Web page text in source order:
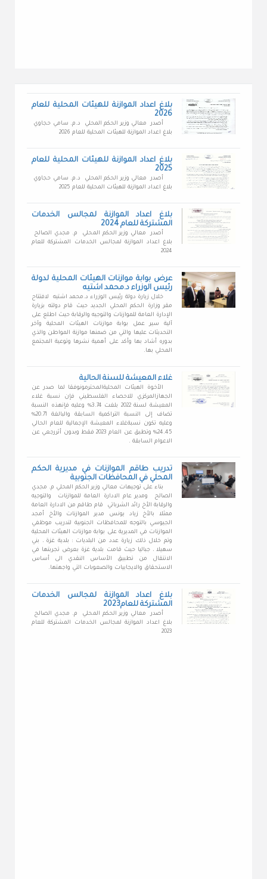
بلاغ اعداد الموازنة للهيئات المحلية للعام
2026
أصدر معالي وزير الحكم المحلي د.م. سامي حجاوي
بلاغ اعداد الموازنة للهيئات المحلية للعام 2026
بلاغ اعداد الموازنة للهيئات المحلية للعام
2025
أصدر معالي وزير الحكم المحلي د.م. سامي حجاوي
بلاغ اعداد الموازنة للهيئات المحلية للعام 2025
بلاغ اعداد الموازنة لمجالس الخدمات
المشتركة للعام 2024
أصدر معالي وزير الحكم المحلي م. مجدي الصالح
بلاغ اعداد الموازنة لمجالس الخدمات المشتركة للعام
2024
عرض بوابة موازنات الهيئات المحلية لدولة
رئيس الوزراء د.محمد اشتيه
خلال زيارة دولة رئيس الوزراء د.محمد اشتيه لافتتاح
مقر وزارة الحكم المحلي الجديد حيث قام دولته بزيارة
الإدارة العامة للموازنات والتوجيه والرقابة حيث اطلع على
آلية سير عمل بوابة موازنات الهيئات المحلية وآخر
التحديثات عليها والتي من ضمنها موازنة المواطن والذي
بدوره أشاد بها وأكد على أهمية نشرها وتوعية المجتمع
المحلي بها.
غلاء المعيشة للسنة الحالية
الأخوة الهيئات المحليةالمحترمونوفقا لما صدر عن
الجهازالمركزي للاحصاء الفلسطيني فإن نسبة غلاء
المعيشة لسنة 2022 بلغت 3.74% وعليه فإنهذه النسبة
تضاف إلى النسبة التراكمية السابقة والبالغة 20.71%
وعليه تكون نسبةغلاء المعيشة الإجمالية للعام الحالي
24.45% وتطبق عن العام 2023 فقط وبدون أثررجعي عن
الاعوام السابقة .
تدريب طاقم الموازنات في مديرية الحكم
المحلي في المحافظات الجنوبية
بناء على توجيهات معالي وزير الحكم المحلي م. مجدي
الصالح ومدير عام الادارة العامة للموازنات والتوجيه
والرقابة الأخ رائد الشرباتي قام طاقم من الادارة العامة
ممثلا بالأخ زياد يونس مدير الموازنات والأخ أمجد
الجيوسي بالتوجه للمحافظات الجنوبية لتدريب موظفي
الموازنات في المديرية على بوابة موازنات الهيئات المحلية
وتم خلال ذلك زيارة عدد من البلديات : بلدية غزة ، بني
سهيلا ، جباليا حيث قامت بلدية غزة بعرض تجربتها في
الانتقال من تطبيق الأساس النقدي الى أساس
الاستحقاق والايجابيات والصعوبات التي واجهتها.
بلاغ اعداد الموازنة لمجالس الخدمات
المشتركة للعام2023
أصدر معالي وزير الحكم المحلي م. مجدي الصالح
بلاغ اعداد الموازنة لمجالس الخدمات المشتركة للعام
2023